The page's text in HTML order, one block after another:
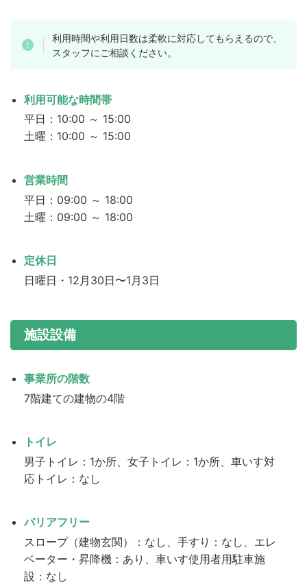
利用時間や利用日数は柔軟に対応してもらえるので、
スタッフにご相談ください。
利用可能な時間帯
平日：10:00 ～ 15:00
土曜：10:00 ～ 15:00
営業時間
平日：09:00 ～ 18:00
土曜：09:00 ～ 18:00
定休日
日曜日・12月30日〜1月3日
施設設備
事業所の階数
7階建ての建物の4階
トイレ
男子トイレ：1か所、女子トイレ：1か所、車いす対
応トイレ：なし
バリアフリー
スロープ（建物玄関）：なし、手すり：なし、エレ
ベーター・昇降機：あり、車いす使用者用駐車施
設：なし